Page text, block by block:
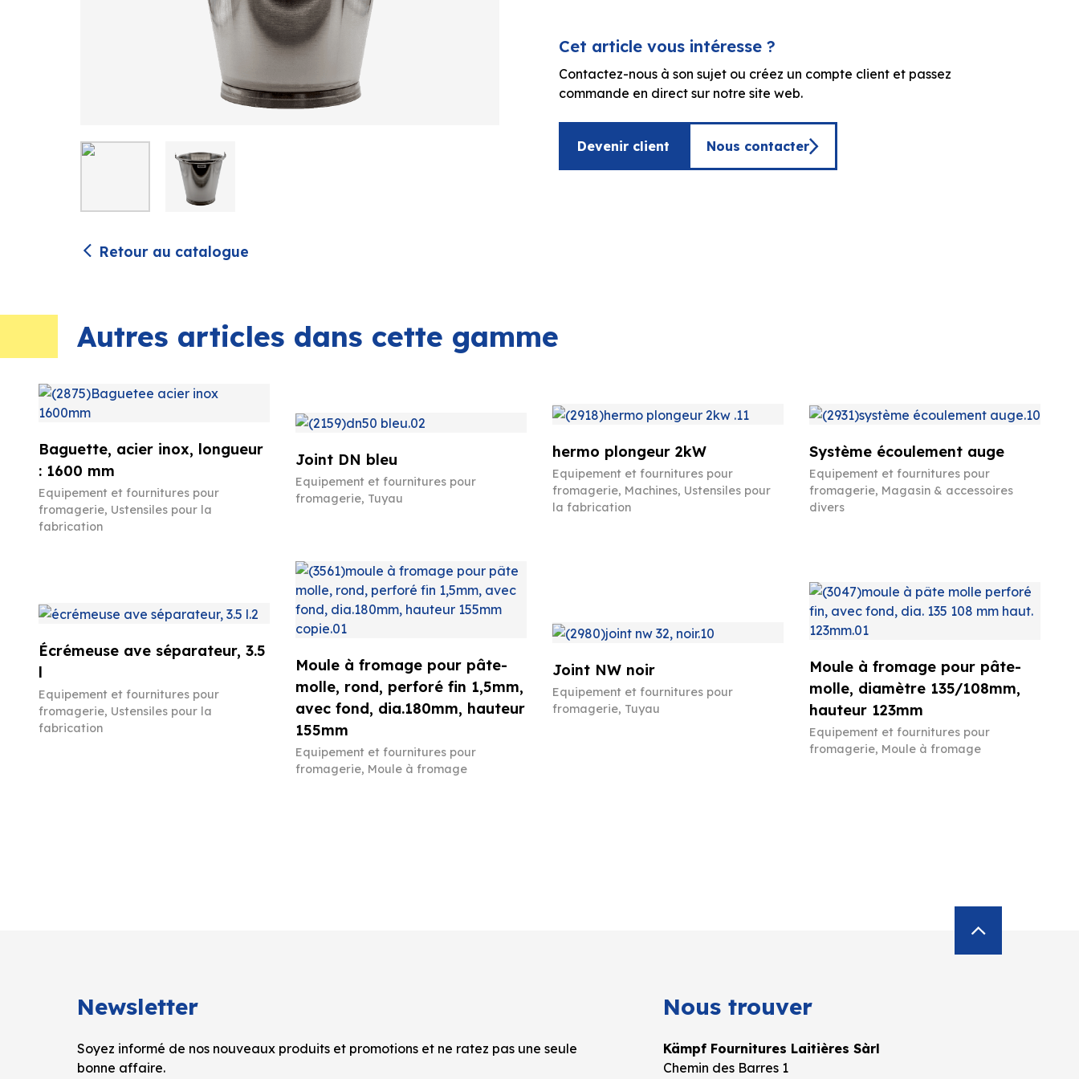
Retour au catalogue
Cet article vous intéresse ?
Contactez-nous à son sujet ou créez un compte client et passez
commande en direct sur notre site web.
Devenir client Nous contacter
Autres articles dans cette gamme
Baguette, acier inox, longueur
: 1600 mm
Equipement et fournitures pour
fromagerie, Ustensiles pour la
fabrication
Joint DN bleu
Equipement et fournitures pour
fromagerie, Tuyau
hermo plongeur 2kW
Equipement et fournitures pour
fromagerie, Machines, Ustensiles pour
la fabrication
Système écoulement auge
Equipement et fournitures pour
fromagerie, Magasin & accessoires
divers
Écrémeuse ave séparateur, 3.5
l
Equipement et fournitures pour
fromagerie, Ustensiles pour la
fabrication
Moule à fromage pour pâte-
molle, rond, perforé fin 1,5mm,
avec fond, dia.180mm, hauteur
155mm
Equipement et fournitures pour
fromagerie, Moule à fromage
Joint NW noir
Equipement et fournitures pour
fromagerie, Tuyau
Moule à fromage pour pâte-
molle, diamètre 135/108mm,
hauteur 123mm
Equipement et fournitures pour
fromagerie, Moule à fromage
Newsletter
Soyez informé de nos nouveaux produits et promotions et ne ratez pas une seule
bonne affaire.
Nous trouver
Kämpf Fournitures Laitières Sàrl
Chemin des Barres 1